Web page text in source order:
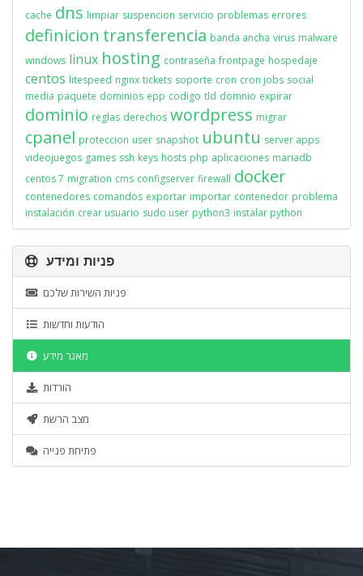
cache dns limpiar suspencion servicio problemas errores
definicion transferencia banda ancha virus malware
windows linux hosting contraseña frontpage hospedaje
centos litespeed nginx tickets soporte cron cron jobs social
media paquete dominios epp codigo tld domnio expirar
dominio reglas derechos wordpress migrar
cpanel proteccion user snapshot ubuntu server apps
videojuegos games ssh keys hosts php aplicaciones mariadb
centos 7 migration cms configserver firewall docker
contenedores comandos exportar importar contenedor problema
instalación crear usuario sudo user python3 instalar python
פניות ומידע
פניות השירות שלכם
הודעות וחדשות
מאגר מידע
הורדות
מצב הרשת
פתיחת פנייה